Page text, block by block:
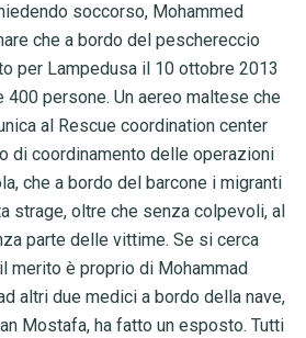
soccorso, Mohammed
che a bordo del peschereccio
per Lampedusa il 10 ottobre 2013
persone. Un aereo maltese che
al Rescue coordination center
di coordinamento delle operazioni
che a bordo del barcone i migranti
strage, oltre che senza colpevoli, al
parte delle vittime. Se si cerca
merito è proprio di Mohammad
altri due medici a bordo della nave,
Mostafa, ha fatto un esposto. Tutti